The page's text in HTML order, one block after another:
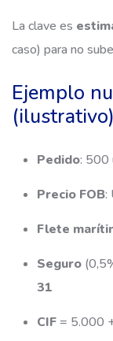
La clave es
caso) para no
Ejemplo
(ilustrativo)
Pedido: 500
Precio FOB:
Flete
Seguro
31
CIF = 5.000